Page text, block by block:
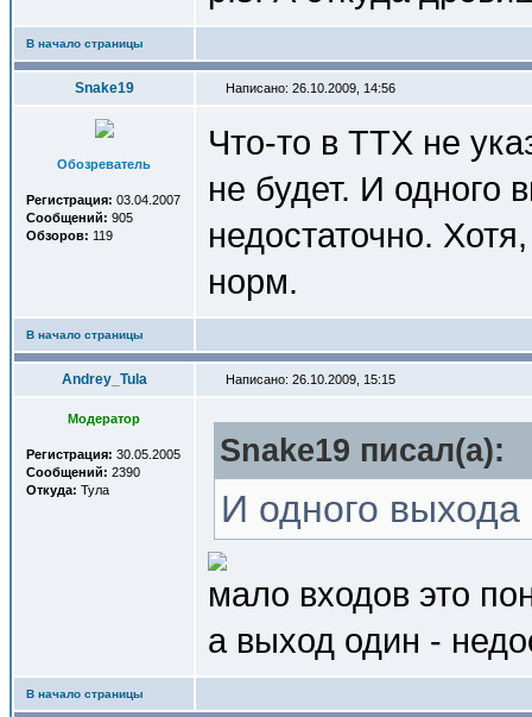
В начало страницы
Snake19 Написано: 26.10.2009, 14:56
Обозреватель
Регистрация: 03.04.2007
Сообщений: 905
Обзоров: 119
Что-то в ТТХ не
не будет. И одного
недостаточно.
норм.
В начало страницы
Andrey_Tula Написано: 26.10.2009, 15:15
Модератор
Регистрация: 30.05.2005
Сообщений: 2390
Откуда: Тула
Snake19 писал(a):
И одного
мало входов это
а выход один -
В начало страницы